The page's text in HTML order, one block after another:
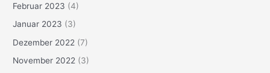
Februar 2023 (4)
Januar 2023 (3)
Dezember 2022 (7)
November 2022 (3)